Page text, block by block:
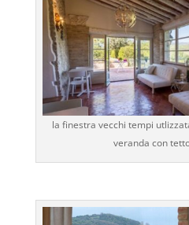
la finestra vecchi tempi
veranda con